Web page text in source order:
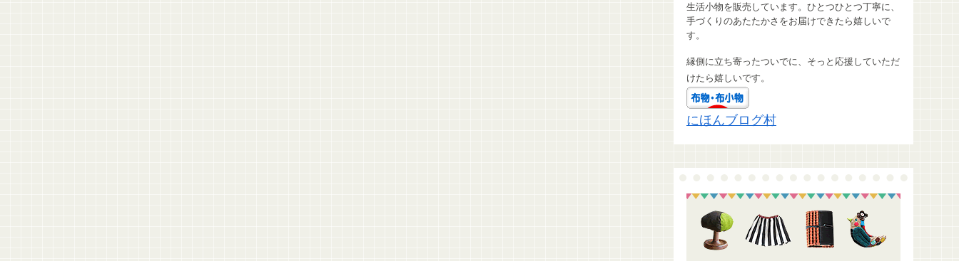
生活小物を販売しています。ひとつひとつ丁寧に、
手づくりのあたたかさをお届けできたら嬉しいで
す。
縁側に立ち寄ったついでに、そっと応援していただ
けたら嬉しいです。
にほんブログ村